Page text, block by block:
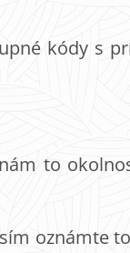
kódy s
to
oznámte